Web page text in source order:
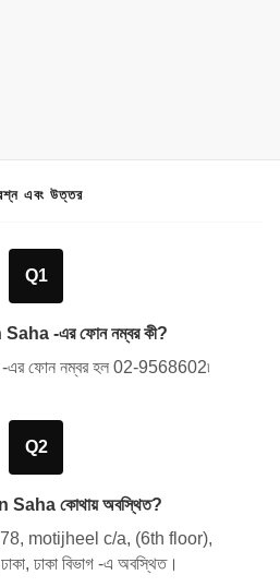
এবং উত্তর
Q1
-এর ফোন নম্বর কী?
ফোন নম্বর হল 02-9568602৷
Q2
কোথায় অবস্থিত?
78, motijheel c/a, (6th floor),
ঢাকা বিভাগ -এ অবস্থিত।